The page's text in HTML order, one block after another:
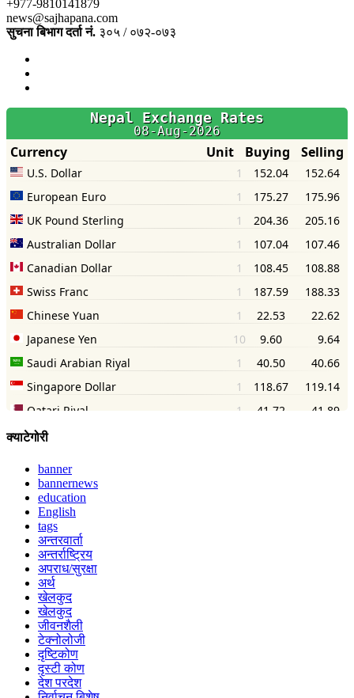
+977-9810141879
news@sajhapana.com
सुचना बिभाग दर्ता नं. ३०५ / ०७२-०७३
क्याटेगोरी
banner
bannernews
education
English
tags
अन्तरवार्ता
अन्तर्राष्ट्रिय
अपराध/सुरक्षा
अर्थ
खेलकुद
खेलकुद
जीवनशैली
टेक्नोलोजी
दृष्टिकोण
दृस्टी कोण
देश परदेश